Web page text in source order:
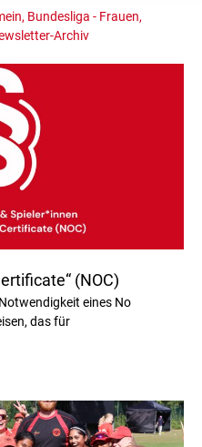
, Bundesliga - Frauen,
Archiv
(NOC)
eines No
das für